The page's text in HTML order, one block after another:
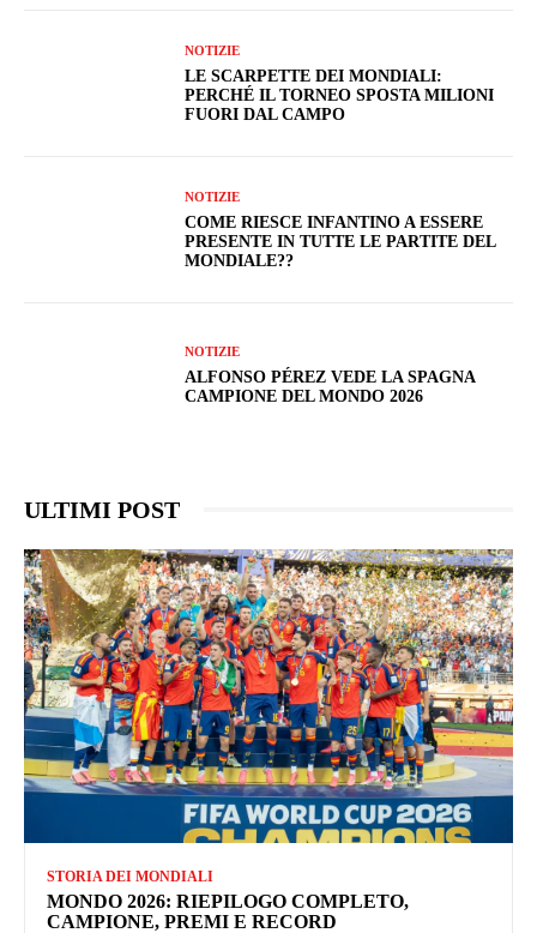
NOTIZIE
LE SCARPETTE DEI MONDIALI:
PERCHÉ IL TORNEO SPOSTA MILIONI
FUORI DAL CAMPO
NOTIZIE
COME RIESCE INFANTINO A ESSERE
PRESENTE IN TUTTE LE PARTITE DEL
MONDIALE??
NOTIZIE
ALFONSO PÉREZ VEDE LA SPAGNA
CAMPIONE DEL MONDO 2026
ULTIMI POST
STORIA DEI MONDIALI
MONDO 2026: RIEPILOGO COMPLETO,
CAMPIONE, PREMI E RECORD